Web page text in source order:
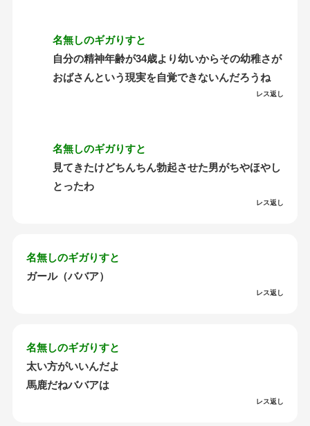
名無しのギガりすと
自分の精神年齢が34歳より幼いからその幼稚さが
おばさんという現実を自覚できないんだろうね
レス返し
名無しのギガりすと
見てきたけどちんちん勃起させた男がちやほやし
とったわ
レス返し
名無しのギガりすと
ガール（ババア）
レス返し
名無しのギガりすと
太い方がいいんだよ
馬鹿だねババアは
レス返し